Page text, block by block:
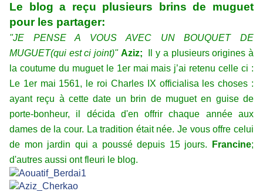
Le blog a reçu plusieurs brins de muguet
pour les partager:
"JE PENSE A VOUS AVEC UN BOUQUET DE
MUGUET(qui est ci joint)" Aziz; Il y a plusieurs origines à
la coutume du muguet le 1er mai mais j’ai retenu celle ci :
Le 1er mai 1561, le roi Charles IX officialisa les choses :
ayant reçu à cette date un brin de muguet en guise de
porte-bonheur, il décida d'en offrir chaque année aux
dames de la cour. La tradition était née. Je vous offre celui
de mon jardin qui a poussé depuis 15 jours. Francine;
d'autres aussi ont fleuri le blog.